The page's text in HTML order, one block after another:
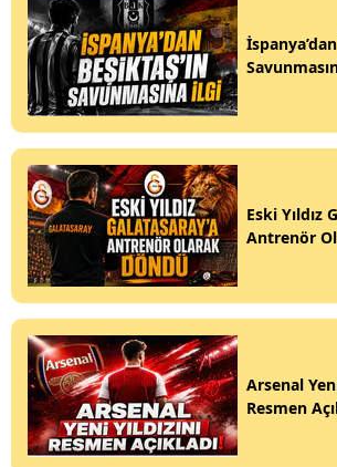
Eski Yıldız
Antrenör
Arsenal Yeni
Resmen